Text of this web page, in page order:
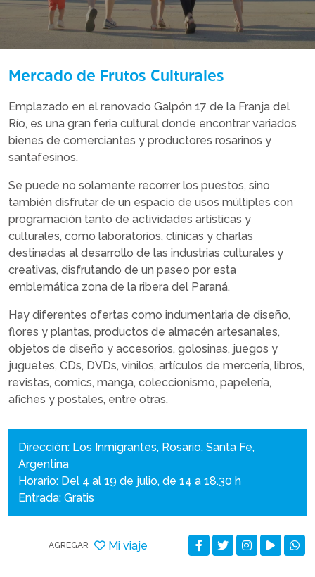
Mercado de Frutos Culturales
Emplazado en el renovado Galpón 17 de la Franja del
Río, es una gran feria cultural donde encontrar variados
bienes de comerciantes y productores rosarinos y
santafesinos.
Se puede no solamente recorrer los puestos, sino
también disfrutar de un espacio de usos múltiples con
programación tanto de actividades artísticas y
culturales, como laboratorios, clínicas y charlas
destinadas al desarrollo de las industrias culturales y
creativas, disfrutando de un paseo por esta
emblemática zona de la ribera del Paraná.
Hay diferentes ofertas como indumentaria de diseño,
flores y plantas, productos de almacén artesanales,
objetos de diseño y accesorios, golosinas, juegos y
juguetes, CDs, DVDs, vinilos, artículos de mercería, libros,
revistas, comics, manga, coleccionismo, papelería,
afiches y postales, entre otras.
Dirección: Los Inmigrantes, Rosario, Santa Fe,
Argentina
Horario: Del 4 al 19 de julio, de 14 a 18.30 h
Entrada: Gratis
AGREGAR Mi viaje